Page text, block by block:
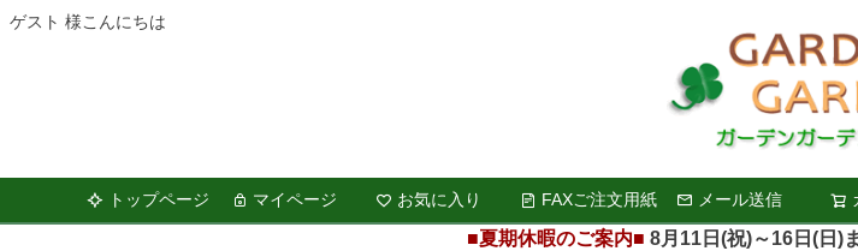
ゲスト 様こんにちは
トップページ
マイページ お気に入り FAXご注文用紙 メール送信
■夏期休暇のご案内■ 8月11日(祝)～16日(日)